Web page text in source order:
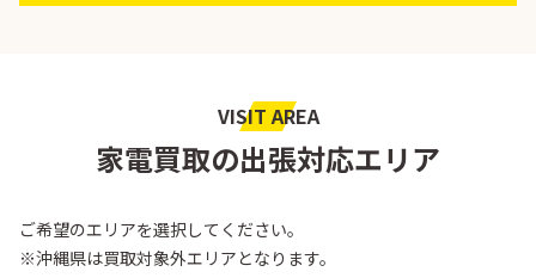
VISIT AREA
家電買取の出張対応エリア
ご希望のエリアを選択してください。
※沖縄県は買取対象外エリアとなります。